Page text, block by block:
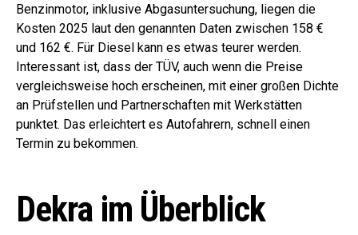
Benzinmotor, inklusive Abgasuntersuchung, liegen die
Kosten 2025 laut den genannten Daten zwischen 158 €
und 162 €. Für Diesel kann es etwas teurer werden.
Interessant ist, dass der TÜV, auch wenn die Preise
vergleichsweise hoch erscheinen, mit einer großen Dichte
an Prüfstellen und Partnerschaften mit Werkstätten
punktet. Das erleichtert es Autofahrern, schnell einen
Termin zu bekommen.
Dekra im Überblick